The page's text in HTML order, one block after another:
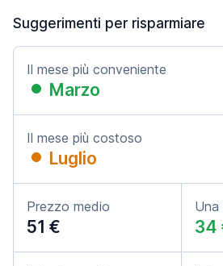
Suggerimenti per risparmiare
Il mese più conveniente
Marzo
Il mese più costoso
Luglio
Prezzo medio
51 € 34